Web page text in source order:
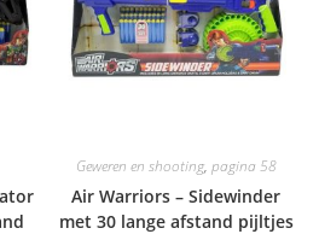
Geweren en shooting, pagina 58
Air Warriors – Sidewinder
met 30 lange afstand pijltjes